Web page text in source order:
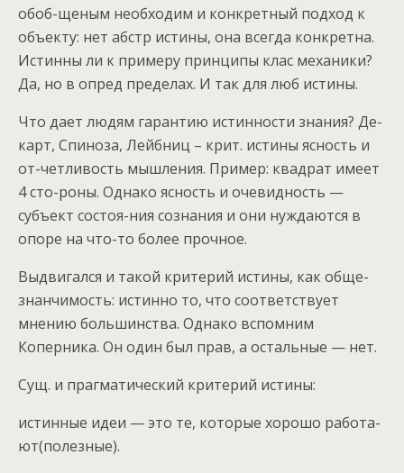
обоб-щеным необходим и конкретный подход к
объекту: нет абстр истины, она всегда конкретна.
Истинны ли к примеру принципы клас механики?
Да, но в опред пределах. И так для люб истины.
Что дает людям гарантию истинности знания? Де-
карт, Спиноза, Лейбниц – крит. истины ясность и
от-четливость мышления. Пример: квадрат имеет
4 сто-роны. Однако ясность и очевидность —
субъект состоя-ния сознания и они нуждаются в
опоре на что-то более прочное.
Выдвигался и такой критерий истины, как обще-
знанчимость: истинно то, что соответствует
мнению большинства. Однако вспомним
Коперника. Он один был прав, а остальные — нет.
Сущ. и прагматический критерий истины:
истинные идеи — это те, которые хорошо работа-
ют(полезные).